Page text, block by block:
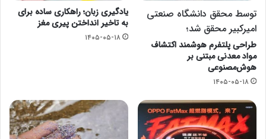
توسط محقق دانشگاه صنعتی
امیرکبیر محقق شد؛
طراحی پلتفرم هوشمند اکتشاف
مواد معدنی مبتنی بر
هوش‌مصنوعی
۱۴۰۵-۰۵-۱۸
یادگیری زبان؛ راهکاری ساده برای
به تاخیر انداختن پیری مغز
۱۴۰۵-۰۵-۱۸